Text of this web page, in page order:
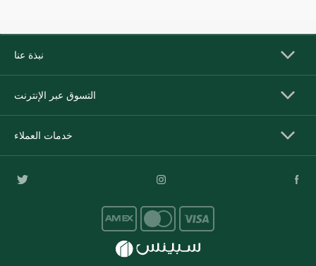
نبذة عنا
التسوق عبر الإنترنت
خدمات العملاء